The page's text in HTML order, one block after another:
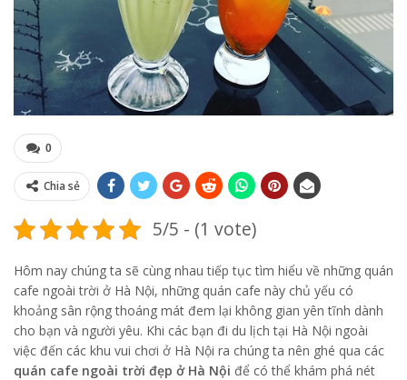
0
Chia sẻ
5/5 - (1 vote)
Hôm nay chúng ta sẽ cùng nhau tiếp tục tìm hiểu về những quán
cafe ngoài trời ở Hà Nội, những quán cafe này chủ yếu có
khoảng sân rộng thoáng mát đem lại không gian yên tĩnh dành
cho bạn và người yêu. Khi các bạn đi du lịch tại Hà Nội ngoài
việc đến các khu vui chơi ở Hà Nội ra chúng ta nên ghé qua các
quán cafe ngoài trời đẹp ở Hà Nội để có thể khám phá nét